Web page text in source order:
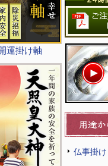
運掛け軸
仏事掛け